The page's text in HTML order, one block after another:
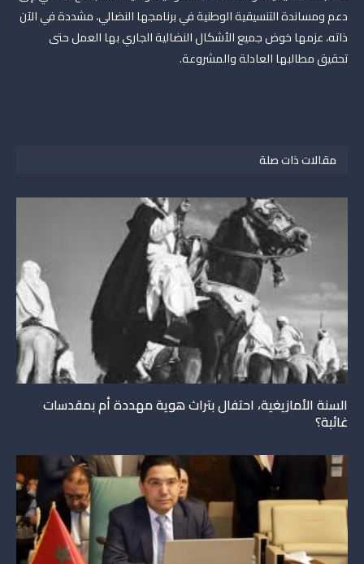
دعم ومساندة التنسيقية الوطنية في برنامجها النضالي، مشددة في الآن
ذاته، عزمها خوض جميع الأشكال النضالية الجاري بها العمل حتى
تحقيق مطالبها العادلة والمشروعة.
مقالات ذات صلة
السنة الأمازيغية، احتفال بتراث هوية مهددة أم بمقدسات
غائبة؟